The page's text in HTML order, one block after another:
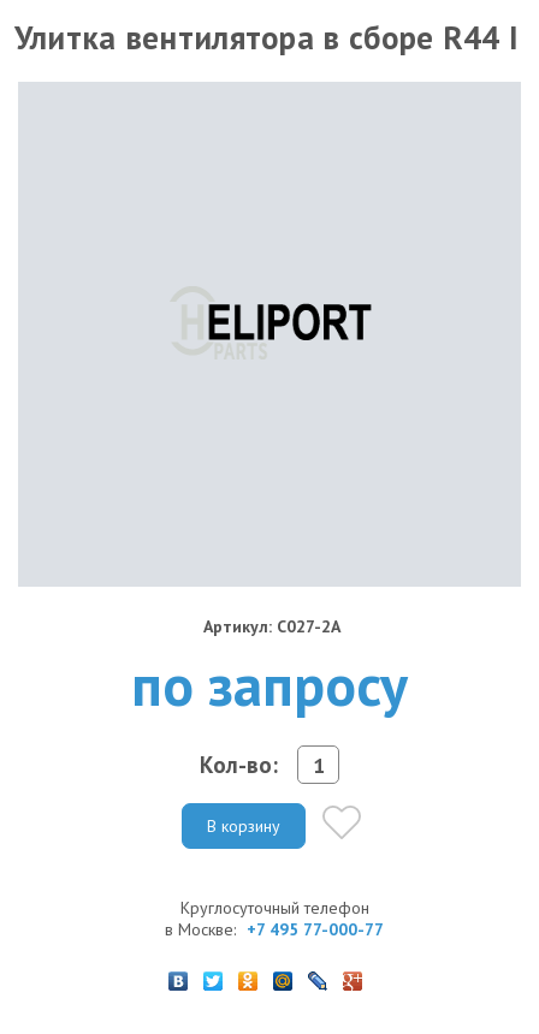
Улитка вентилятора в сборе R44 I
Артикул: C027-2A
по запросу
Кол-во:
В корзину
Круглосуточный телефон
в Москве: +7 495 77-000-77